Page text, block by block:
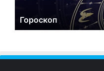
Гороскоп